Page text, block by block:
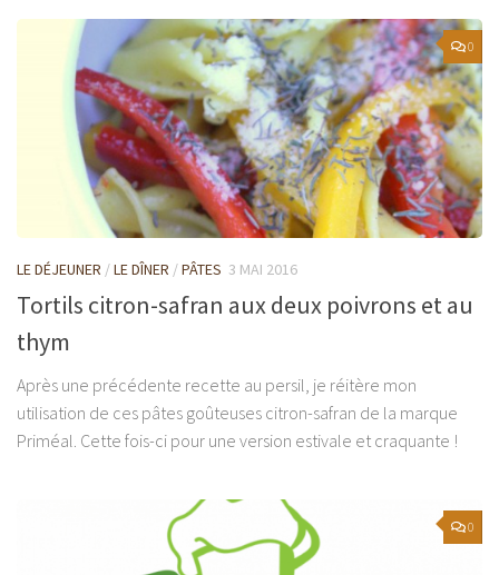
0
LE DÉJEUNER /LE DÎNER /PÂTES 3 MAI 2016
Tortils citron-safran aux deux poivrons et au
thym
Après une précédente recette au persil, je réitère mon
utilisation de ces pâtes goûteuses citron-safran de la marque
Priméal. Cette fois-ci pour une version estivale et craquante !
0